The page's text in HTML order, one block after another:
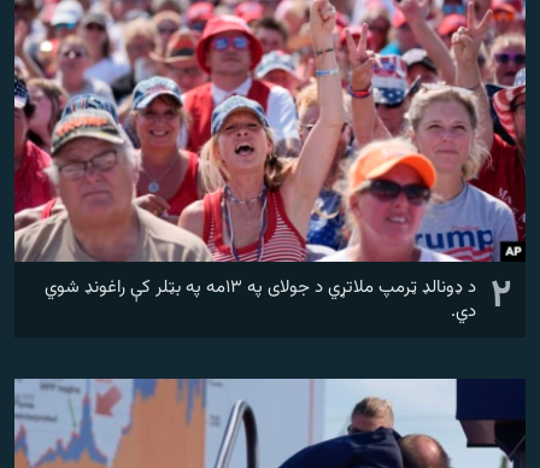
۲
د ډونالډ ټرمپ ملاتړي د جولای په ۱۳مه په بټلر کې راغونډ شوي
دي.